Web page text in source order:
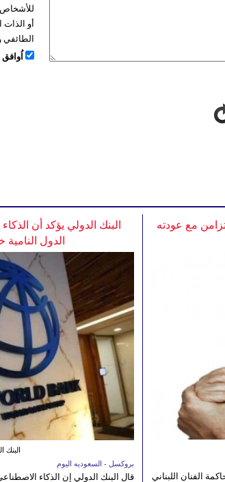
للأشخاص
أو الذات
الطائفي
البنك الدولي يؤكد أن
الدول
البنك
بروكسل - السعوديه اليوم
قال البنك الدولي إن الذكاء
مع عودته
الفنان اللبناني